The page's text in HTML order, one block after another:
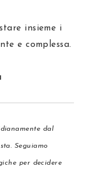
insieme i
e complessa.
dal
. Seguiamo
per decidere